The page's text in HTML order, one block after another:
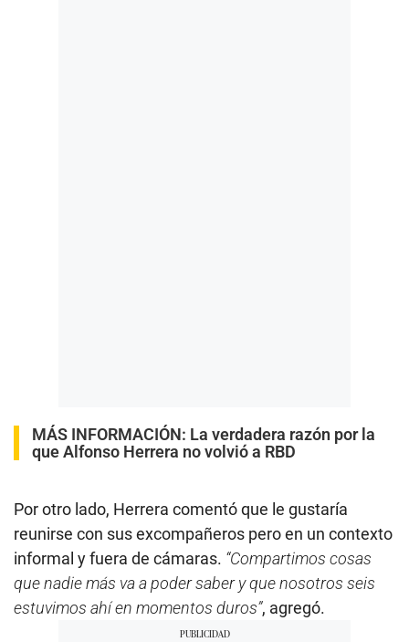
MÁS INFORMACIÓN: La verdadera razón por la
que Alfonso Herrera no volvió a RBD
Por otro lado, Herrera comentó que le gustaría
reunirse con sus excompañeros pero en un contexto
informal y fuera de cámaras. “Compartimos cosas
que nadie más va a poder saber y que nosotros seis
estuvimos ahí en momentos duros”, agregó.